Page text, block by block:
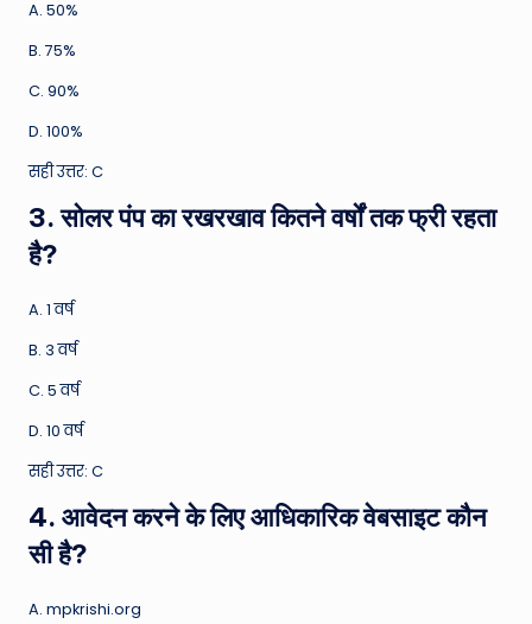
A. 50%
B. 75%
C. 90%
D. 100%
सही उत्तर: C
3. सोलर पंप का रखरखाव कितने वर्षों तक फ्री रहता
है?
A. 1 वर्ष
B. 3 वर्ष
C. 5 वर्ष
D. 10 वर्ष
सही उत्तर: C
4. आवेदन करने के लिए आधिकारिक वेबसाइट कौन
सी है?
A. mpkrishi.org